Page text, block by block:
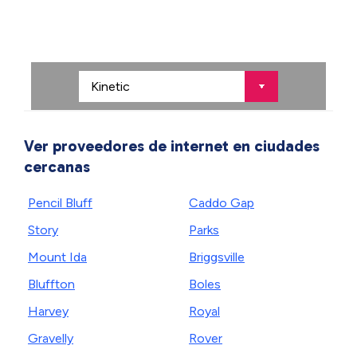
Ver proveedores de internet en ciudades
cercanas
Pencil Bluff
Story
Mount Ida
Bluffton
Harvey
Gravelly
Caddo Gap
Parks
Briggsville
Boles
Royal
Rover